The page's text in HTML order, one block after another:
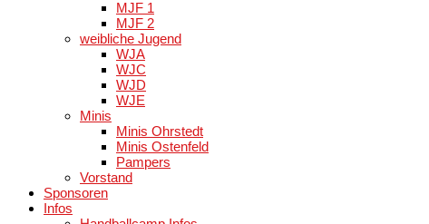
MJF 1
MJF 2
weibliche Jugend
WJA
WJC
WJD
WJE
Minis
Minis Ohrstedt
Minis Ostenfeld
Pampers
Vorstand
Sponsoren
Infos